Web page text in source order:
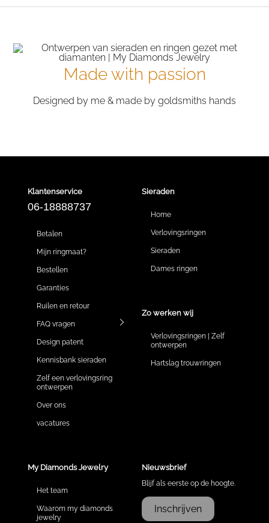
Made with passion
Designed by me & made by goldsmiths hands
Klantenservice
06-18888737
Betalen
Mijn ringmaat?
Bestellen
Garanties
Ruilen en retour
FAQ vragen
Design patent
Kennisbank sieraden
Zelf een verlovingsring
ontwerpen
Over ons
vacatures
Sieraden
Home
Verlovingsringen
Sieraden
Dames ringen
Zo werken wij
Verlovingsringen | Zelf
ontwerpen
Hartslag trouwringen
My Diamonds Jewelry
Het team
Waarom my diamonds
jewelry
Nieuwsbrief
Blijf als eerste op de hoogte.
Inschrijven